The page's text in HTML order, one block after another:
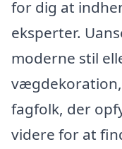
for dig at
eksperter.
moderne stil
fagfolk, der
videre for at